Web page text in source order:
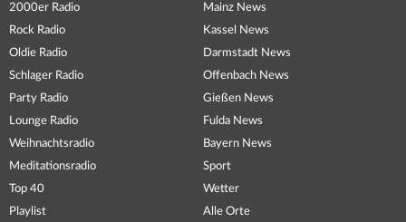
2000er Radio
Rock Radio
Oldie Radio
Schlager Radio
Party Radio
Lounge Radio
Weihnachtsradio
Meditationsradio
Top 40
Playlist
Mainz News
Kassel News
Darmstadt News
Offenbach News
Gießen News
Fulda News
Bayern News
Sport
Wetter
Alle Orte